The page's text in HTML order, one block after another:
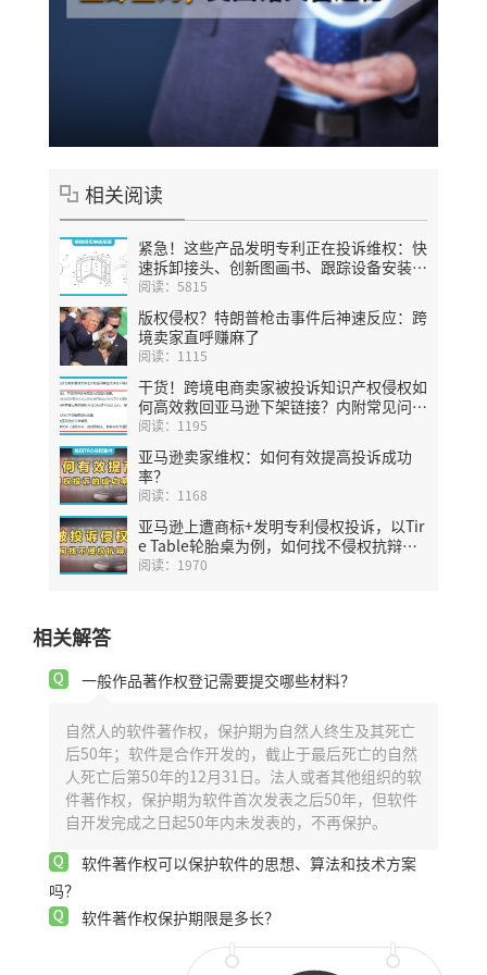
相关阅读
紧急！这些产品发明专利正在投诉维权：快
速拆卸接头、创新图画书、跟踪设备安装
座、磁性销钉固定装置等
阅读：5815
版权侵权？特朗普枪击事件后神速反应：跨
境卖家直呼赚麻了
阅读：1115
干货！跨境电商卖家被投诉知识产权侵权如
何高效救回亚马逊下架链接？内附常见问题
答疑及成功案例
阅读：1195
亚马逊卖家维权：如何有效提高投诉成功
率？
阅读：1168
亚马逊上遭商标+发明专利侵权投诉，以Tir
e Table轮胎桌为例，如何找不侵权抗辩
点？
阅读：1970
相关解答
一般作品著作权登记需要提交哪些材料？
自然人的软件著作权，保护期为自然人终生及其死亡
后50年；软件是合作开发的，截止于最后死亡的自然
人死亡后第50年的12月31日。法人或者其他组织的软
件著作权，保护期为软件首次发表之后50年，但软件
自开发完成之日起50年内未发表的，不再保护。
软件著作权可以保护软件的思想、算法和技术方案
吗？
软件著作权保护期限是多长？